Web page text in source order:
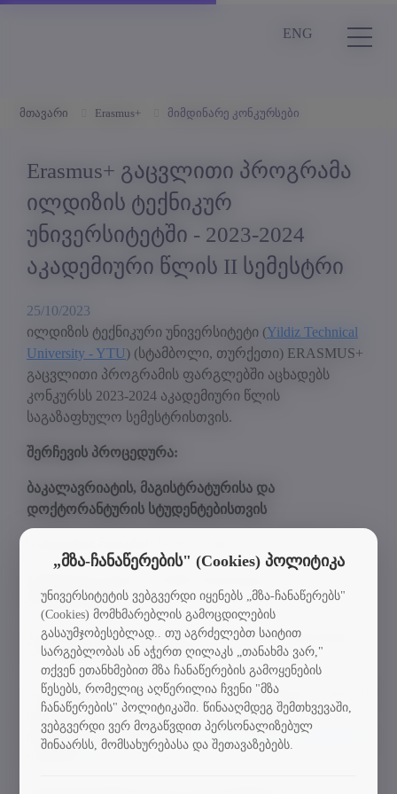
ENG
მთავარი Erasmus+ მიმდინარე კონკურსები
Erasmus+ გაცვლითი პროგრამა
ილდიზის ტექნიკურ
უნივერსიტეტში - 2023-2024
აკადემიური წლის II სემესტრი
25/10/2023
ილდიზის ტექნიკური უნივერსიტეტი (Yildiz Technical
University - YTU) (სტამბოლი, თურქეთი) ERASMUS+
გაცვლითი პროგრამის ფარგლებში აცხადებს
კონკურსს 2023-2024 აკადემიური წლის
საგაზაფხულო სემესტრისთვის.
შერჩევის პროცედურა:
ბაკალავრიატის, მაგისტრატურისა და
დოქტორანტურის სტუდენტებისთვის
ნოემბრამდე.
გასაუბრება საკონკურსო კომისიასთან ჩატარდება
2023 წლის 17 ნოემბრამდე.
ილდიზის ტექნიკურ უნივერსიტეტში მობილობასთან
დაკავშირებით დამატებით სასარგებლო
ინფორმაცია, მათ შორის,
საინფორმაციო ცნობარი
„მზა-ჩანაწერების" (Cookies) პოლიტიკა
უნივერსიტეტის ვებგვერდი იყენებს „მზა-ჩანაწერებს"
(Cookies) მომხმარებლის გამოცდილების
გასაუმჯობესებლად.. თუ აგრძელებთ საიტით
სარგებლობას ან აჭერთ ღილაკს „თანახმა ვარ,"
თქვენ ეთანხმებით მზა ჩანაწერების გამოყენების
წესებს, რომელიც აღწერილია ჩვენი "მზა
ჩანაწერების" პოლიტიკაში. წინააღმდეგ შემთხვევაში,
ვებგვერდი ვერ მოგაწვდით პერსონალიზებულ
შინაარსს, მომსახურებასა და შეთავაზებებს.